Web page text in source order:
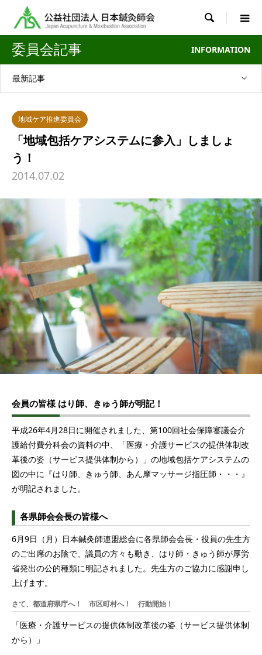

委員会記事 INFORMATION
最新記事
地域ケア推進委員会
「地域包括ケアシステムに参入」しましょ
う！
2014.07.02
会員の皆様 はり師、きゅう師が明記！
平成26年4月28日に開催されました、第100回社会保障審議会介
護給付費分科会の資料の中、「医療・介護サービスの提供体制改
革後の姿（サービス提供体制から）」の地域包括ケアシステムの
図の中に『はり師、きゅう師、あん摩マッサージ指圧師・・・』
が明記されました。
各県師会会長の皆様へ
6月9日（月）日本鍼灸師連盟総会に各県師会会長・役員の先生方
のご出席のお陰で、議員の方々も動き、はり師・きゅう師が厚労
省発出の公的種類に明記されました。先生方のご協力に感謝申し
上げます。
さて、都道府県庁へ！ 市区町村へ！ 行動開始！
「医療・介護サービスの提供体制改革後の姿（サービス提供体制
から）」